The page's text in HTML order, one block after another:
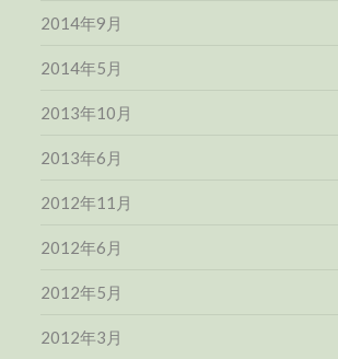
2014年9月
2014年5月
2013年10月
2013年6月
2012年11月
2012年6月
2012年5月
2012年3月